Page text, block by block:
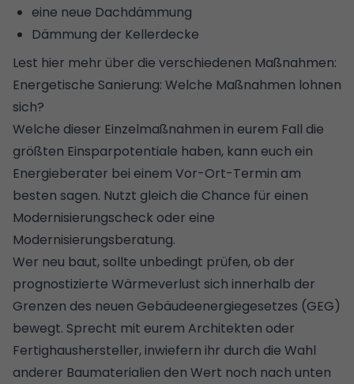
eine neue Dachdämmung
Dämmung der Kellerdecke
Lest hier mehr über die verschiedenen Maßnahmen:
Energetische Sanierung: Welche Maßnahmen lohnen
sich?
Welche dieser Einzelmaßnahmen in eurem Fall die
größten Einsparpotentiale haben, kann euch ein
Energieberater bei einem Vor-Ort-Termin am
besten sagen. Nutzt gleich die Chance für einen
Modernisierungscheck oder eine
Modernisierungsberatung.
Wer neu baut, sollte unbedingt prüfen, ob der
prognostizierte Wärmeverlust sich innerhalb der
Grenzen des neuen Gebäudeenergiegesetzes (GEG)
bewegt. Sprecht mit eurem Architekten oder
Fertighaushersteller, inwiefern ihr durch die Wahl
anderer Baumaterialien den Wert noch nach unten